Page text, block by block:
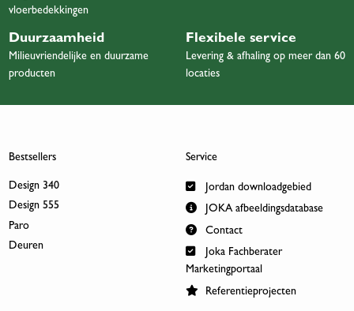
vloerbedekkingen
Duurzaamheid
Milieuvriendelijke en duurzame
producten
Flexibele service
Levering & afhaling op meer dan 60
locaties
Bestsellers
Design 340
Design 555
Paro
Deuren
Service
Jordan downloadgebied
JOKA afbeeldingsdatabase
Contact
Joka Fachberater
Marketingportaal
Referentieprojecten